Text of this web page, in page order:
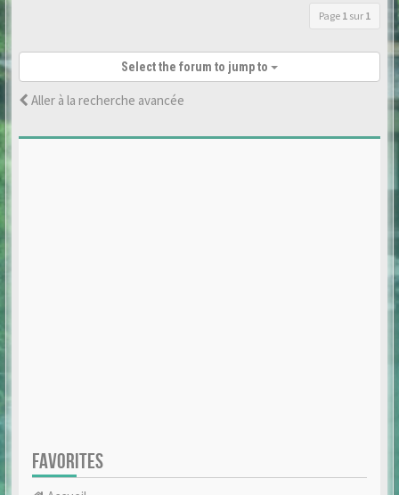
Page 1 sur 1
Select the forum to jump to
Aller à la recherche avancée
FAVORITES